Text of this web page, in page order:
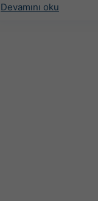
Devamını oku